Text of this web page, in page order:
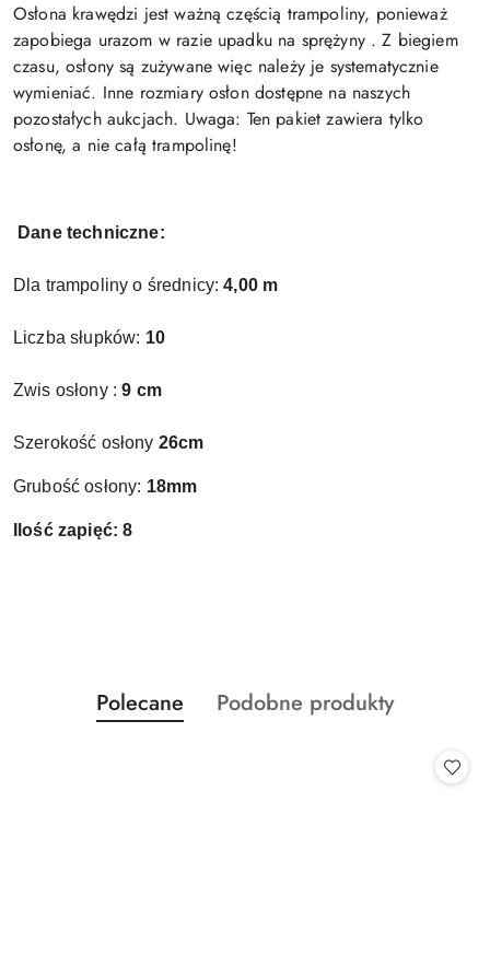
Osłona krawędzi jest ważną częścią trampoliny, ponieważ
zapobiega urazom w razie upadku na sprężyny . Z biegiem
czasu, osłony są zużywane więc należy je systematycznie
wymieniać. Inne rozmiary osłon dostępne na naszych
pozostałych aukcjach. Uwaga: Ten pakiet zawiera tylko
osłonę, a nie całą trampolinę!
Dane techniczne:
Dla trampoliny o średnicy:4,00 m
Liczba słupków: 10
Zwis osłony :9 cm
Szerokość osłony 26cm
Grubość osłony: 18mm
Ilość zapięć: 8
Pomiń karuzelę produktów
Produkty
o
Polecane
Produkty
Podobne produkty